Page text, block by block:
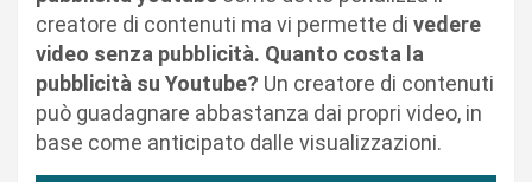
creatore di contenuti ma vi permette di vedere
video senza pubblicità. Quanto costa la
pubblicità su Youtube? Un creatore di contenuti
può guadagnare abbastanza dai propri video, in
base come anticipato dalle visualizzazioni.